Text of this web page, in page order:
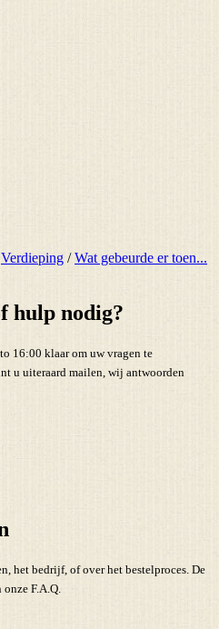
Verdieping /Wat gebeurde er toen...
hulp nodig?
16:00 klaar om uw vragen te
u uiteraard mailen, wij antwoorden
het bedrijf, of over het bestelproces. De
F.A.Q.